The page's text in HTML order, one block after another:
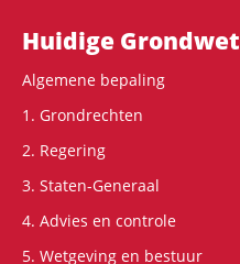
Hoofdnavigatie
Huidige Grondwet
Algemene bepaling
1. Grondrechten
2. Regering
3. Staten-Generaal
4. Advies en controle
5. Wetgeving en bestuur